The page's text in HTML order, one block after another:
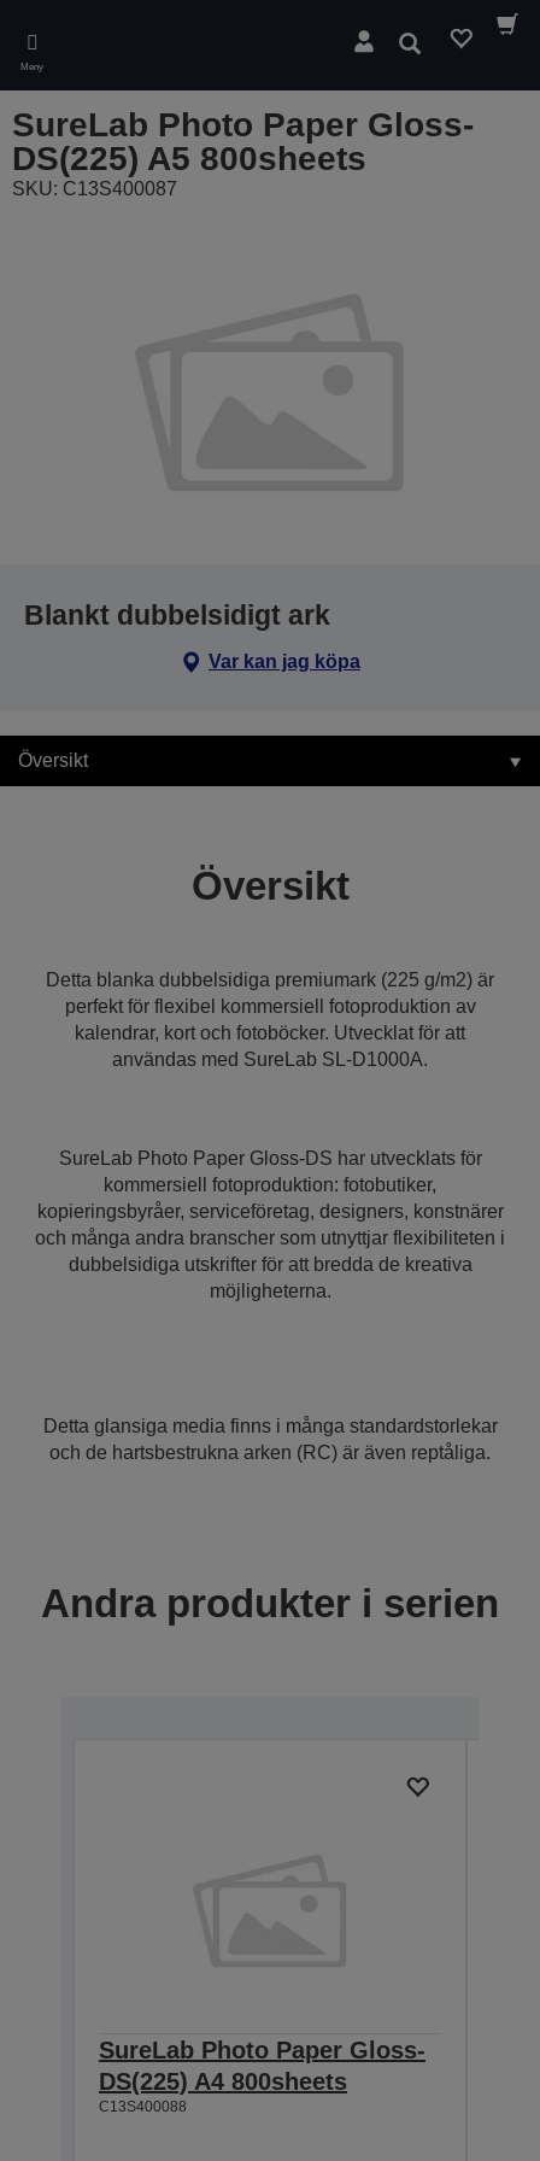
main
content
Meny
Sök
SureLab Photo Paper Gloss-
DS(225) A5 800sheets
SKU: C13S400087
Blankt dubbelsidigt ark
Var kan jag köpa
Översikt
Översikt
Detta blanka dubbelsidiga premiumark (225 g/m2) är
perfekt för flexibel kommersiell fotoproduktion av
kalendrar, kort och fotoböcker. Utvecklat för att
användas med SureLab SL-D1000A.
SureLab Photo Paper Gloss-DS har utvecklats för
kommersiell fotoproduktion: fotobutiker,
kopieringsbyråer, serviceföretag, designers, konstnärer
och många andra branscher som utnyttjar flexibiliteten i
dubbelsidiga utskrifter för att bredda de kreativa
möjligheterna.
Detta glansiga media finns i många standardstorlekar
och de hartsbestrukna arken (RC) är även reptåliga.
Andra produkter i serien
SureLab Photo Paper Gloss-
DS(225) A4 800sheets
C13S400088